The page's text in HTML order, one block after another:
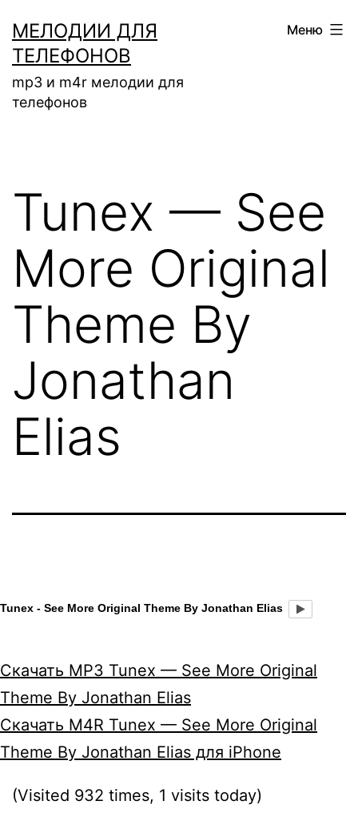
содержимому
МЕЛОДИИ ДЛЯ
ТЕЛЕФОНОВ
mp3 и m4r мелодии для
телефонов
Меню
Tunex — See
More Original
Theme By
Jonathan
Elias
Tunex - See More Original Theme By Jonathan Elias
Скачать MP3 Tunex — See More Original
Theme By Jonathan Elias
Скачать M4R Tunex — See More Original
Theme By Jonathan Elias для iPhone
(Visited 932 times, 1 visits today)